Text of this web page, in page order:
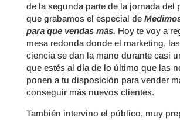
de la segunda parte de la jornada del
que grabamos el especial de
para que vendas más. Hoy te voy a
mesa redonda donde el marketing,
ciencia se dan la mano durante casi
que estés al día de lo último que las
ponen a tu disposición para vender
conseguir más nuevos clientes.
También intervino el público, muy